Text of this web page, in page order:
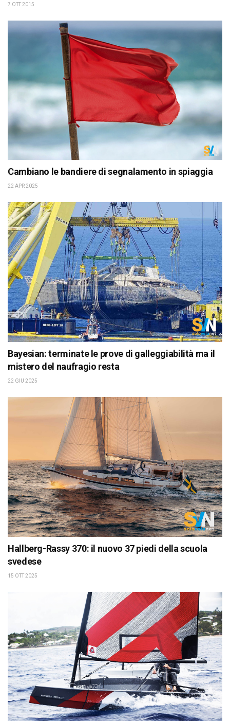
7 OTT 2015
Cambiano le bandiere di segnalamento in spiaggia
22 APR 2025
Bayesian: terminate le prove di galleggiabilità ma il
mistero del naufragio resta
22 GIU 2025
Hallberg-Rassy 370: il nuovo 37 piedi della scuola
svedese
15 OTT 2025